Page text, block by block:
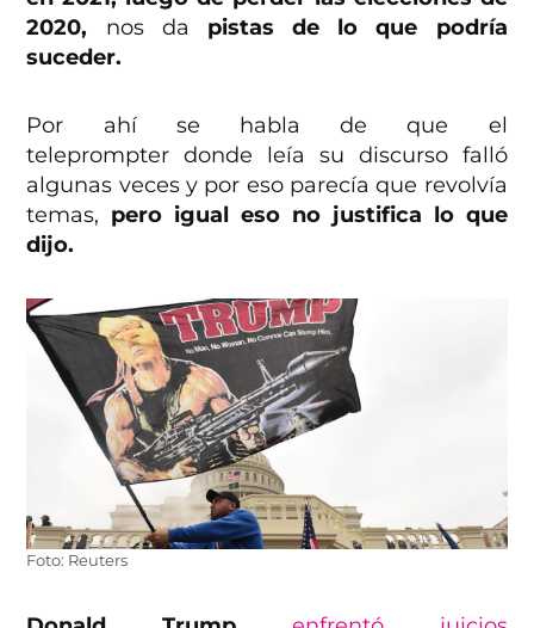
2020, nos da pistas de lo que podría
suceder.
Por ahí se habla de que el
teleprompter donde leía su discurso falló
algunas veces y por eso parecía que revolvía
temas, pero igual eso no justifica lo que
dijo.
Foto: Reuters